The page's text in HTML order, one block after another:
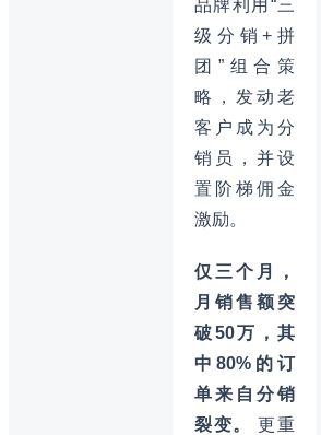
品牌利用“三
级分销+拼
团”组合策
略，发动老
客户成为分
销员，并设
置阶梯佣金
激励。
仅三个月，
月销售额突
破50万，其
中80%的订
单来自分销
裂变。
更重